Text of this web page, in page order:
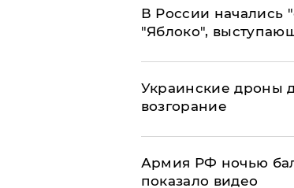
В России начались
"Яблоко",
Украинские дроны
возгорание
Армия РФ ночью
показало видео